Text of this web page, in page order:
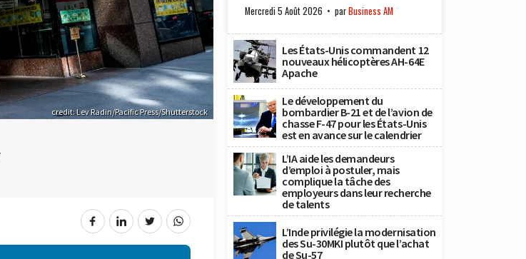
credit: Lev Radin/Pacific Press/Shutterstock
Mercredi 5 Août 2026 parBusiness AM
Les États-Unis commandent 12
nouveaux hélicoptères AH-64E
Apache
Le développement du
bombardier B-21 et de l’avion de
chasse F-47 pour les États-Unis
est en avance sur le calendrier
L’IA aide les demandeurs
d’emploi à postuler, mais
complique la tâche des
employeurs dans leur recherche
de talents
L’Inde privilégie la modernisation
des Su-30MKI plutôt que l’achat
de Su-57